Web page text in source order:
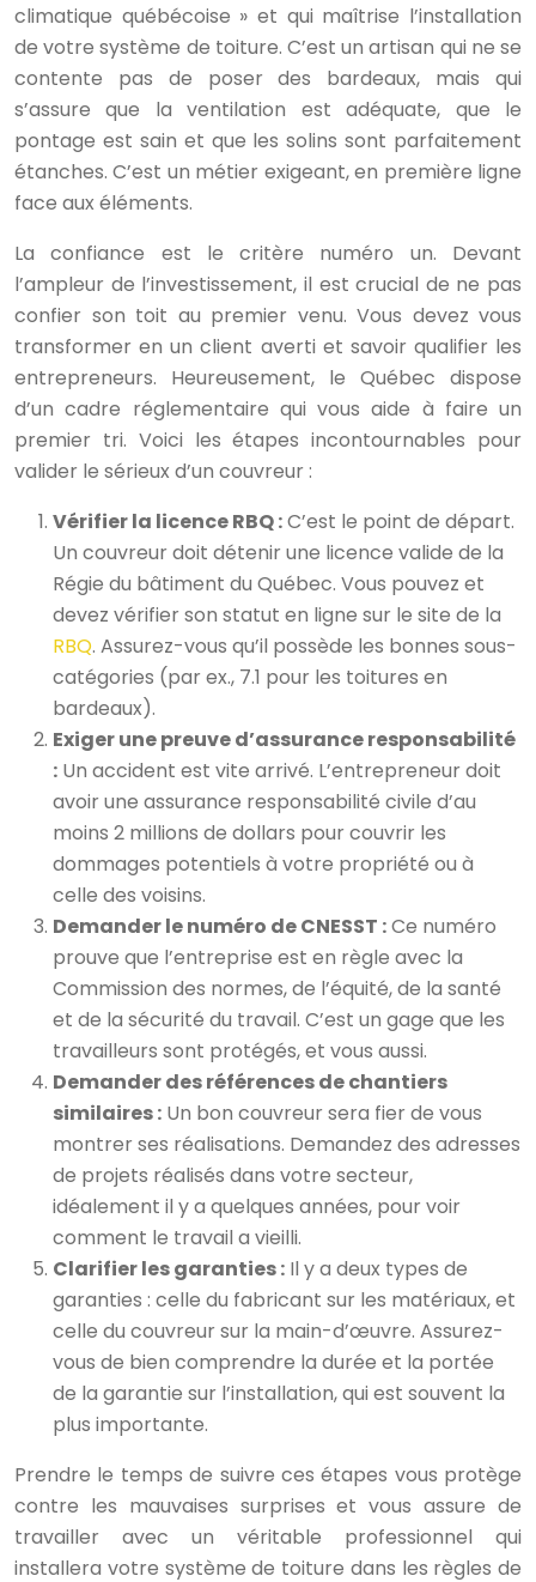
climatique québécoise » et qui maîtrise l’installation
de votre système de toiture. C’est un artisan qui ne se
contente pas de poser des bardeaux, mais qui
s’assure que la ventilation est adéquate, que le
pontage est sain et que les solins sont parfaitement
étanches. C’est un métier exigeant, en première ligne
face aux éléments.
La confiance est le critère numéro un. Devant
l’ampleur de l’investissement, il est crucial de ne pas
confier son toit au premier venu. Vous devez vous
transformer en un client averti et savoir qualifier les
entrepreneurs. Heureusement, le Québec dispose
d’un cadre réglementaire qui vous aide à faire un
premier tri. Voici les étapes incontournables pour
valider le sérieux d’un couvreur :
Vérifier la licence RBQ :C’est le point de départ.
Un couvreur doit détenir une licence valide de la
Régie du bâtiment du Québec. Vous pouvez et
devez vérifier son statut en ligne sur le site de la
RBQ. Assurez-vous qu’il possède les bonnes sous-
catégories (par ex., 7.1 pour les toitures en
bardeaux).
Exiger une preuve d’assurance responsabilité
: Un accident est vite arrivé. L’entrepreneur doit
avoir une assurance responsabilité civile d’au
moins 2 millions de dollars pour couvrir les
dommages potentiels à votre propriété ou à
celle des voisins.
Demander le numéro de CNESST :Ce numéro
prouve que l’entreprise est en règle avec la
Commission des normes, de l’équité, de la santé
et de la sécurité du travail. C’est un gage que les
travailleurs sont protégés, et vous aussi.
Demander des références de chantiers
similaires : Un bon couvreur sera fier de vous
montrer ses réalisations. Demandez des adresses
de projets réalisés dans votre secteur,
idéalement il y a quelques années, pour voir
comment le travail a vieilli.
Clarifier les garanties : Il y a deux types de
garanties : celle du fabricant sur les matériaux, et
celle du couvreur sur la main-d’œuvre. Assurez-
vous de bien comprendre la durée et la portée
de la garantie sur l’installation, qui est souvent la
plus importante.
Prendre le temps de suivre ces étapes vous protège
contre les mauvaises surprises et vous assure de
travailler avec un véritable professionnel qui
installera votre système de toiture dans les règles de